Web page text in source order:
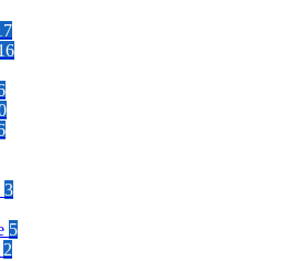
3
5
2